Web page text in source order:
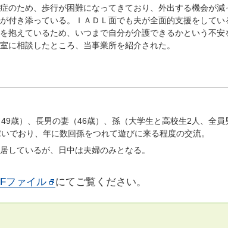
のため、歩行が困難になってきており、外出する機会が減
付き添っている。ＩＡＤＬ面でも夫が全面的支援をしてい
抱えているため、いつまで自分が介護できるかという不安
に相談したところ、当事業所を紹介された。
歳）、長男の妻（46歳）、孫（大学生と高校生2人、全員
でおり、年に数回孫をつれて遊びに来る程度の交流。
しているが、日中は夫婦のみとなる。
ファイル にてご覧ください。